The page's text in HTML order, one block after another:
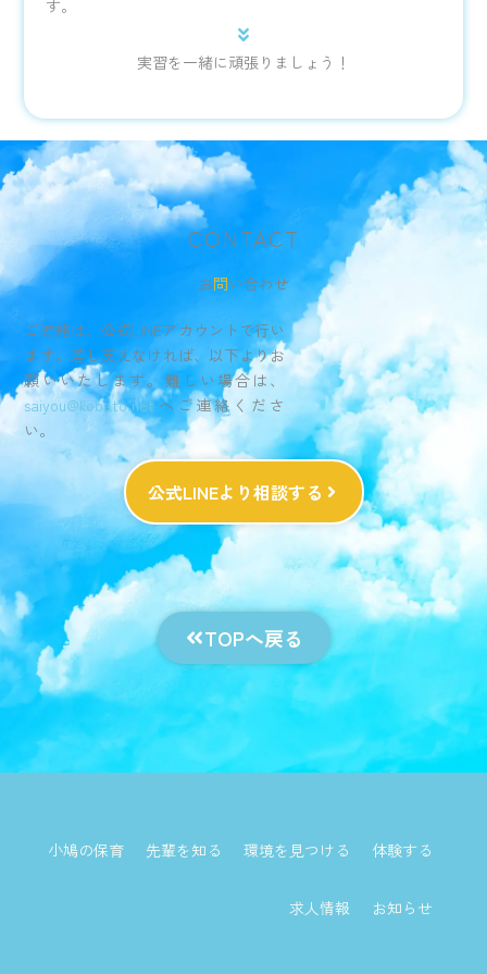
す。
実習を一緒に頑張りましょう！
CONTACT
お問い合わせ
ご連絡は、公式LINEアカウントで行い
ます。差し支えなければ、以下よりお
願いいたします。難しい場合は、
saiyou@kobato.netへご連絡くださ
い。
公式LINEより相談する
TOPへ戻る
小鳩の保育 先輩を知る 環境を見つける 体験する
求人情報 お知らせ